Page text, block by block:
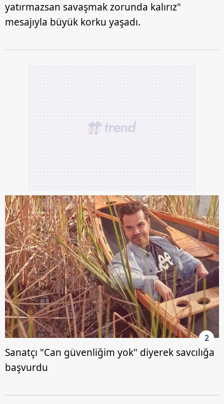
yatırmazsan savaşmak zorunda kalırız"
mesajıyla büyük korku yaşadı.
2
Sanatçı "Can güvenliğim yok" diyerek savcılığa
başvurdu